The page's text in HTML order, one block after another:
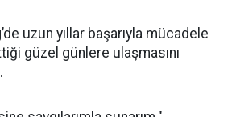
uzun yıllar başarıyla mücadele
güzel günlere ulaşmasını